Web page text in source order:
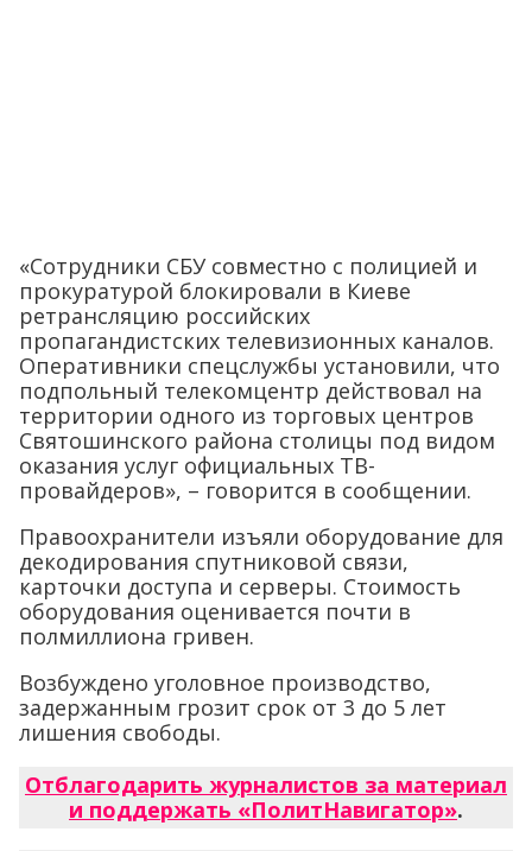
«Сотрудники СБУ совместно с полицией и
прокуратурой блокировали в Киеве
ретрансляцию российских
пропагандистских телевизионных каналов.
Оперативники спецслужбы установили, что
подпольный телекомцентр действовал на
территории одного из торговых центров
Святошинского района столицы под видом
оказания услуг официальных ТВ-
провайдеров», – говорится в сообщении.
Правоохранители изъяли оборудование для
декодирования спутниковой связи,
карточки доступа и серверы. Стоимость
оборудования оценивается почти в
полмиллиона гривен.
Возбуждено уголовное производство,
задержанным грозит срок от 3 до 5 лет
лишения свободы.
Отблагодарить журналистов за материал
и поддержать «ПолитНавигатор».